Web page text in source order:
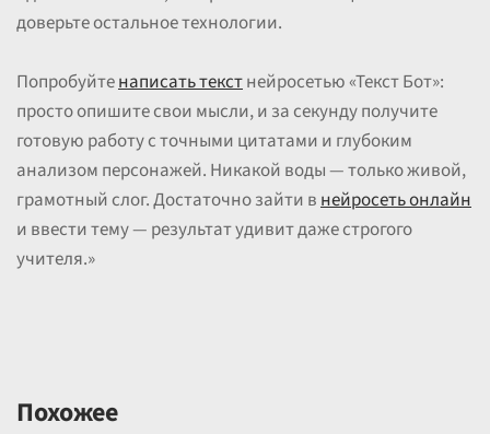
доверьте остальное технологии.
Попробуйтенаписать текстнейросетью «Текст Бот»:
просто опишите свои мысли, и за секунду получите
готовую работу с точными цитатами и глубоким
анализом персонажей. Никакой воды — только живой,
грамотный слог. Достаточно зайти внейросеть онлайн
и ввести тему — результат удивит даже строгого
учителя.»
Похожее